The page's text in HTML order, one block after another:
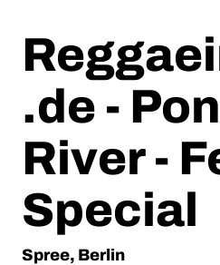
.de -
River -
Special
Spree, Berlin